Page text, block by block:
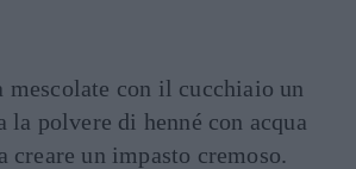
con il cucchiaio un
la polvere di henné con acqua
creare un impasto cremoso.